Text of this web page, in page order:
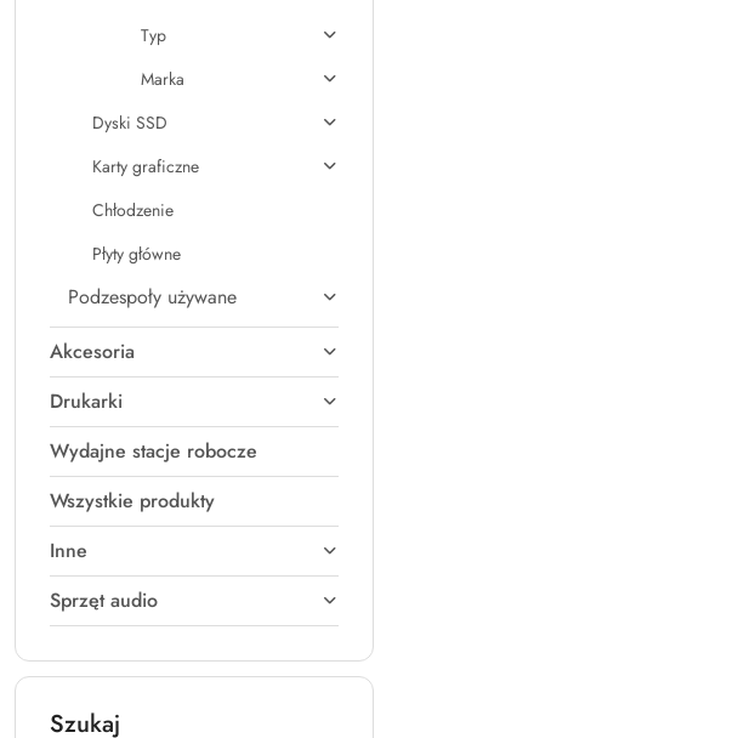
Typ
Marka
Dyski SSD
Karty graficzne
Chłodzenie
Płyty główne
Podzespoły używane
Akcesoria
Drukarki
Wydajne stacje robocze
Wszystkie produkty
Inne
Sprzęt audio
Szukaj